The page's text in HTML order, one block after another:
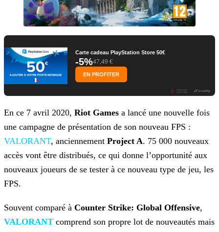
Carte cadeau PlayStation Store 50€
-5%47,49 €
EN PROFITER
En ce 7 avril 2020, Riot Games a lancé une nouvelle fois
une campagne de présentation de son nouveau FPS :
VALORANT, anciennement Project A. 75 000 nouveaux
accès vont être distribués, ce qui donne l’opportunité aux
nouveaux joueurs de se tester à ce nouveau type de jeu, les
FPS.
Souvent comparé à Counter Strike: Global Offensive,
VALORANT comprend son propre lot de nouveautés mais